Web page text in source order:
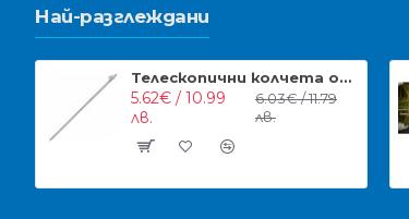
Най-разглеждани
Телескопични колчета от неръждавейка NGT Stainless Steel Bankstick
5.62€ / 10.99
лв.
6.03€ / 11.79
лв.